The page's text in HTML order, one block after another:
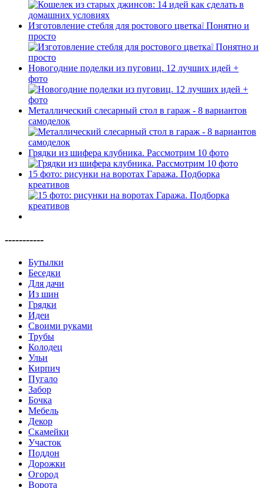
Изготовление стебля для ростового цветка❕ Понятно и
просто
Новогодние поделки из пуговиц. 12 лучших идей +
фото
Металлический слесарный стол в гараж - 8 вариантов
самоделок
Грядки из шифера клубника. Рассмотрим 10 фото
15 фото: рисунки на воротах Гаража. Подборка
креативов
-----------
Бутылки
Беседки
Для дачи
Из шин
Грядки
Идеи
Своими руками
Трубы
Колодец
Ульи
Кирпич
Пугало
Забор
Бочка
Мебель
Декор
Скамейки
Участок
Поддон
Дорожки
Огород
Ворота